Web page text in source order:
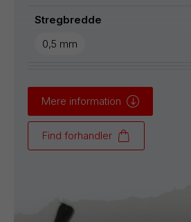
Stregbredde
0,5 mm
Mere information
Find forhandler